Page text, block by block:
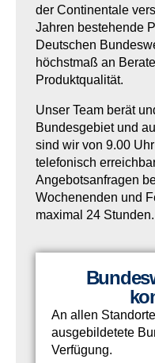
der Continentale
Jahren bestehende
Deutschen
höchstmaß an
Produktqualität.
Unser Team berät
Bundesgebiet und
sind wir von 9.00
telefonisch
Angebotsanfragen
Wochenenden und
maximal 24 Stunden.
An allen
ausgebildetete
Verfügung.